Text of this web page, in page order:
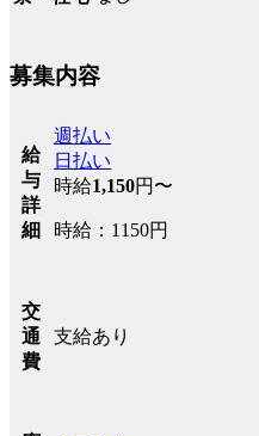
募集内容
給
与
詳
細
週払い
日払い
時給1,150円〜
時給：1150円
交
通
費
支給あり